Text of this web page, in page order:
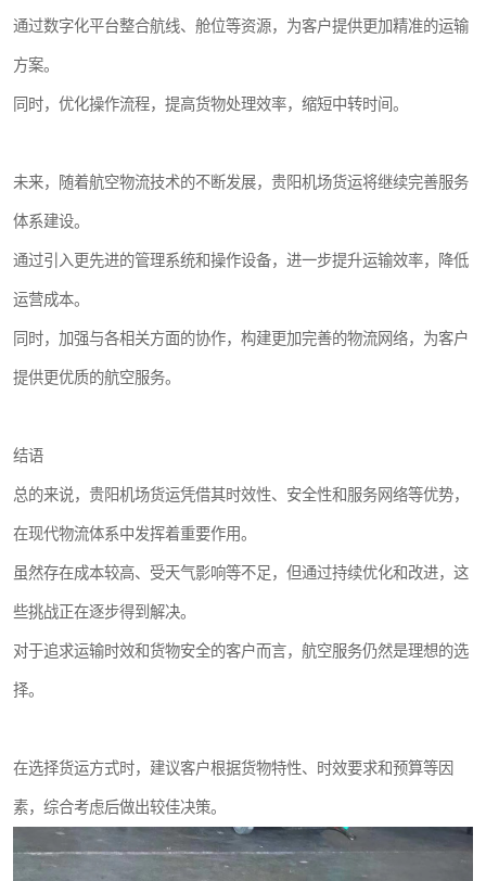
通过数字化平台整合航线、舱位等资源，为客户提供更加精准的运输
方案。
同时，优化操作流程，提高货物处理效率，缩短中转时间。
未来，随着航空物流技术的不断发展，贵阳机场货运将继续完善服务
体系建设。
通过引入更先进的管理系统和操作设备，进一步提升运输效率，降低
运营成本。
同时，加强与各相关方面的协作，构建更加完善的物流网络，为客户
提供更优质的航空服务。
结语
总的来说，贵阳机场货运凭借其时效性、安全性和服务网络等优势，
在现代物流体系中发挥着重要作用。
虽然存在成本较高、受天气影响等不足，但通过持续优化和改进，这
些挑战正在逐步得到解决。
对于追求运输时效和货物安全的客户而言，航空服务仍然是理想的选
择。
在选择货运方式时，建议客户根据货物特性、时效要求和预算等因
素，综合考虑后做出较佳决策。